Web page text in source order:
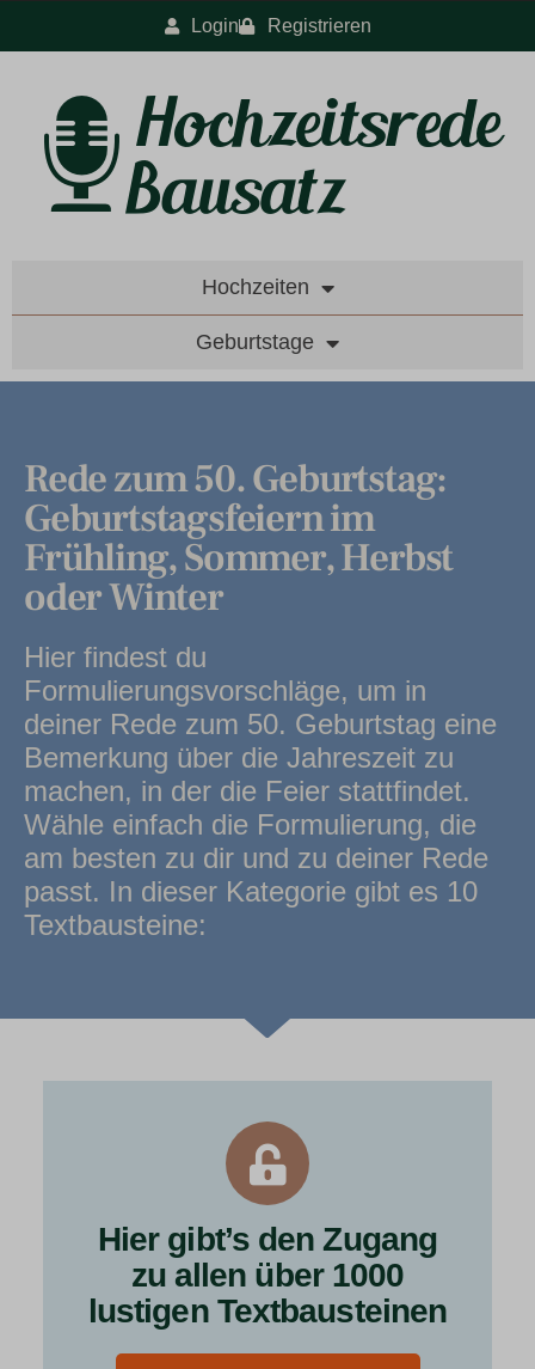
Login Registrieren
Hochzeiten
Geburtstage
Rede zum 50. Geburtstag:
Geburtstagsfeiern im
Frühling, Sommer, Herbst
oder Winter
Hier findest du
Formulierungsvorschläge, um in
deiner Rede zum 50. Geburtstag eine
Bemerkung über die Jahreszeit zu
machen, in der die Feier stattfindet.
Wähle einfach die Formulierung, die
am besten zu dir und zu deiner Rede
passt. In dieser Kategorie gibt es 10
Textbausteine:
Hier gibt’s den Zugang
zu allen über 1000
lustigen Textbausteinen